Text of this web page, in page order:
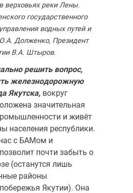
верховьях реки Лены.
государственного
водных путей и
Долженко, Президент
В.А. Штыров.
решить вопрос,
железно­дорожную
Якутска, вокруг
значительная
и живёт
населения республики.
с БАМом и
почти забыть о
(останутся лишь
районы
Якутии). Она